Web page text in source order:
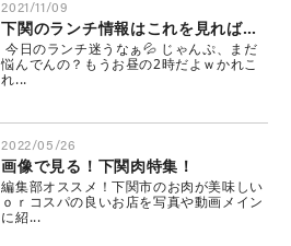
2021/11/09
下関のランチ情報はこれを見ればＯＫ！ ほっぷ編集部オススメ
今日のランチ迷うなぁ💦 じゃんぷ、まだ
悩んでんの？もうお昼の2時だよｗかれこ
れ...
2022/05/26
画像で見る！下関肉特集！
編集部オススメ！下関市のお肉が美味しい
ｏｒコスパの良いお店を写真や動画メイン
に紹...